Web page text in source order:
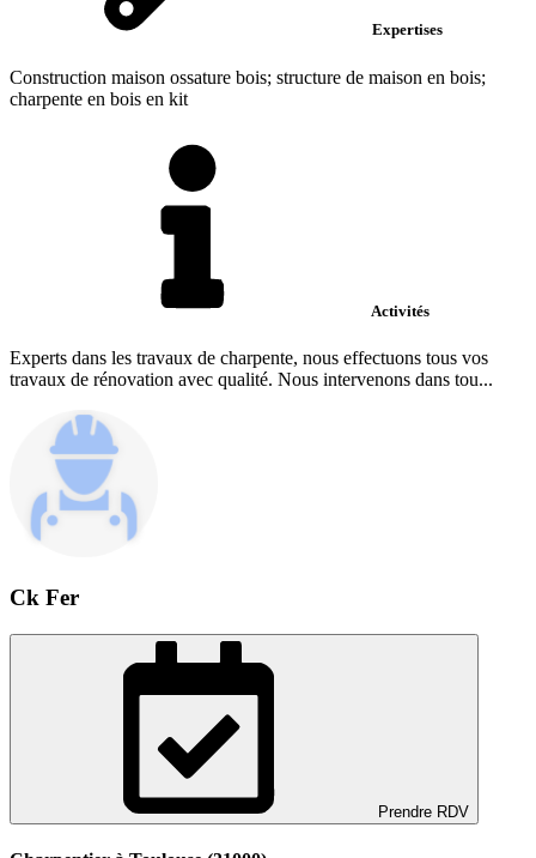
Expertises
Construction maison ossature bois; structure de maison en bois;
charpente en bois en kit
Activités
Experts dans les travaux de charpente, nous effectuons tous vos
travaux de rénovation avec qualité. Nous intervenons dans tou...
Ck Fer
Prendre RDV